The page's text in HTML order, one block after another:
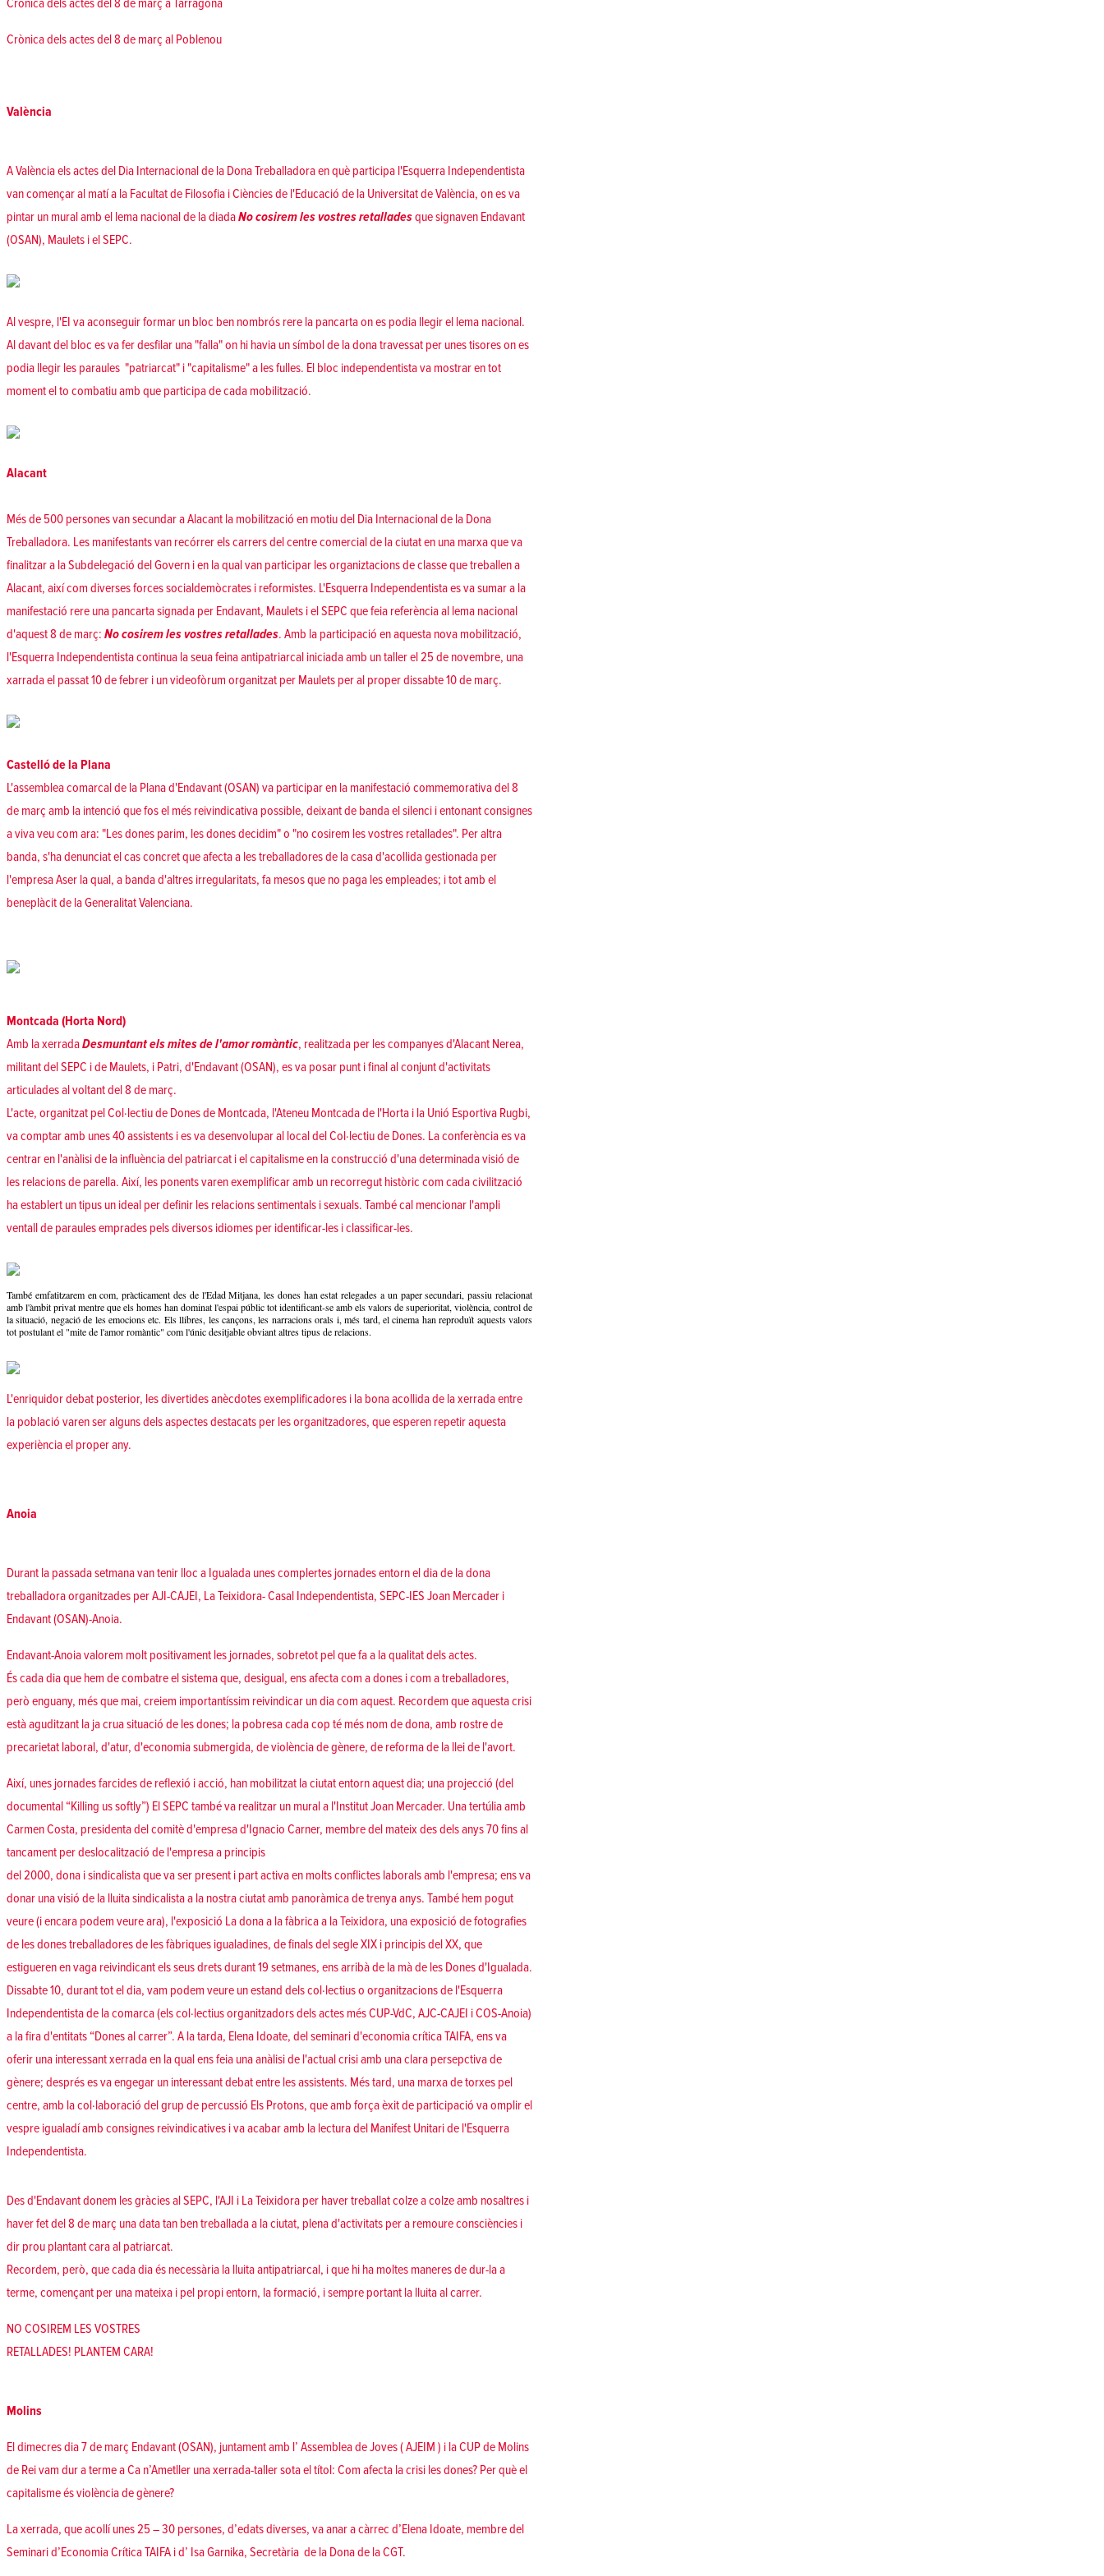
Crònica dels actes del 8 de març a Tarragona
Crònica dels actes del 8 de març al Poblenou
València
A València els actes del Dia Internacional de la Dona Treballadora en què participa l'Esquerra Independentista
van començar al matí a la Facultat de Filosofia i Ciències de l'Educació de la Universitat de València, on es va
pintar un mural amb el lema nacional de la diadaNo cosirem les vostres retalladesque signaven Endavant
(OSAN), Maulets i el SEPC.
Al vespre, l'EI va aconseguir formar un bloc ben nombrós rere la pancarta on es podia llegir el lema nacional.
Al davant del bloc es va fer desfilar una "falla" on hi havia un símbol de la dona travessat per unes tisores on es
podia llegir les paraules "patriarcat" i "capitalisme" a les fulles. El bloc independentista va mostrar en tot
moment el to combatiu amb que participa de cada mobilització.
Alacant
Més de 500 persones van secundar a Alacant la mobilització en motiu del Dia Internacional de la Dona
Treballadora. Les manifestants van recórrer els carrers del centre comercial de la ciutat en una marxa que va
finalitzar a la Subdelegació del Govern i en la qual van participar les organiztacions de classe que treballen a
Alacant, així com diverses forces socialdemòcrates i reformistes. L'Esquerra Independentista es va sumar a la
manifestació rere una pancarta signada per Endavant, Maulets i el SEPC que feia referència al lema nacional
d'aquest 8 de març: No cosirem les vostres retallades. Amb la participació en aquesta nova mobilització,
l'Esquerra Independentista continua la seua feina antipatriarcal iniciada amb un taller el 25 de novembre, una
xarrada el passat 10 de febrer i un videofòrum organitzat per Maulets per al proper dissabte 10 de març.
Castelló de la Plana
L'assemblea comarcal de la Plana d'Endavant (OSAN) va participar en la manifestació commemorativa del 8
de març amb la intenció que fos el més reivindicativa possible, deixant de banda el silenci i entonant consignes
a viva veu com ara: "Les dones parim, les dones decidim" o "no cosirem les vostres retallades". Per altra
banda, s'ha denunciat el cas concret que afecta a les treballadores de la casa d'acollida gestionada per
l'empresa Aser la qual, a banda d'altres irregularitats, fa mesos que no paga les empleades; i tot amb el
beneplàcit de la Generalitat Valenciana.
Montcada (Horta Nord)
Amb la xerradaDesmuntant els mites de l'amor romàntic, realitzada per les companyes d'Alacant Nerea,
militant del SEPC i de Maulets, i Patri, d'Endavant (OSAN), es va posar punt i final al conjunt d'activitats
articulades al voltant del 8 de març.
L'acte, organitzat pel Col·lectiu de Dones de Montcada, l'Ateneu Montcada de l'Horta i la Unió Esportiva Rugbi,
va comptar amb unes 40 assistents i es va desenvolupar al local del Col·lectiu de Dones. La conferència es va
centrar en l'anàlisi de la influència del patriarcat i el capitalisme en la construcció d'una determinada visió de
les relacions de parella. Així, les ponents varen exemplificar amb un recorregut històric com cada civilització
ha establert un tipus un ideal per definir les relacions sentimentals i sexuals. També cal mencionar l'ampli
ventall de paraules emprades pels diversos idiomes per identificar-les i classificar-les.
També emfatitzarem en com, pràcticament des de l'Edad Mitjana, les dones han estat relegades a un paper secundari, passiu relacionat
amb l'àmbit privat mentre que els homes han dominat l'espai públic tot identificant-se amb els valors de superioritat, violència, control de
la situació, negació de les emocions etc. Els llibres, les cançons, les narracions orals i, més tard, el cinema han reproduït aquests valors
tot postulant el "mite de l'amor romàntic" com l'únic desitjable obviant altres tipus de relacions.
L'enriquidor debat posterior, les divertides anècdotes exemplificadores i la bona acollida de la xerrada entre
la població varen ser alguns dels aspectes destacats per les organitzadores, que esperen repetir aquesta
experiència el proper any.
Anoia
Durant la passada setmana van tenir lloc a Igualada unes complertes jornades entorn el dia de la dona
treballadora organitzades per AJI-CAJEI, La Teixidora- Casal Independentista, SEPC-IES Joan Mercader i
Endavant (OSAN)-Anoia.
Endavant-Anoia valorem molt positivament les jornades, sobretot pel que fa a la qualitat dels actes.
És cada dia que hem de combatre el sistema que, desigual, ens afecta com a dones i com a treballadores,
però enguany, més que mai, creiem importantíssim reivindicar un dia com aquest. Recordem que aquesta crisi
està aguditzant la ja crua situació de les dones; la pobresa cada cop té més nom de dona, amb rostre de
precarietat laboral, d'atur, d'economia submergida, de violència de gènere, de reforma de la llei de l'avort.
Així, unes jornades farcides de reflexió i acció, han mobilitzat la ciutat entorn aquest dia; una projecció (del
documental “Killing us softly”) El SEPC també va realitzar un mural a l'Institut Joan Mercader. Una tertúlia amb
Carmen Costa, presidenta del comitè d'empresa d'Ignacio Carner, membre del mateix des dels anys 70 fins al
tancament per deslocalització de l'empresa a principis
del 2000, dona i sindicalista que va ser present i part activa en molts conflictes laborals amb l'empresa; ens va
donar una visió de la lluita sindicalista a la nostra ciutat amb panoràmica de trenya anys. També hem pogut
veure (i encara podem veure ara), l'exposició La dona a la fàbrica a la Teixidora, una exposició de fotografies
de les dones treballadores de les fàbriques igualadines, de finals del segle XIX i principis del XX, que
estigueren en vaga reivindicant els seus drets durant 19 setmanes, ens arribà de la mà de les Dones d'Igualada.
Dissabte 10, durant tot el dia, vam podem veure un estand dels col·lectius o organitzacions de l'Esquerra
Independentista de la comarca (els col·lectius organitzadors dels actes més CUP-VdC, AJC-CAJEI i COS-Anoia)
a la fira d'entitats “Dones al carrer”. A la tarda, Elena Idoate, del seminari d'economia crítica TAIFA, ens va
oferir una interessant xerrada en la qual ens feia una anàlisi de l'actual crisi amb una clara persepctiva de
gènere; després es va engegar un interessant debat entre les assistents. Més tard, una marxa de torxes pel
centre, amb la col·laboració del grup de percussió Els Protons, que amb força èxit de participació va omplir el
vespre igualadí amb consignes reivindicatives i va acabar amb la lectura del Manifest Unitari de l'Esquerra
Independentista.
Des d'Endavant donem les gràcies al SEPC, l'AJI i La Teixidora per haver treballat colze a colze amb nosaltres i
haver fet del 8 de març una data tan ben treballada a la ciutat, plena d'activitats per a remoure consciències i
dir prou plantant cara al patriarcat.
Recordem, però, que cada dia és necessària la lluita antipatriarcal, i que hi ha moltes maneres de dur-la a
terme, començant per una mateixa i pel propi entorn, la formació, i sempre portant la lluita al carrer.
NO COSIREM LES VOSTRES
RETALLADES! PLANTEM CARA!
Molins
El dimecres dia 7 de març Endavant (OSAN), juntament amb l’ Assemblea de Joves ( AJEIM ) i la CUP de Molins
de Rei vam dur a terme a Ca n’Ametller una xerrada-taller sota el títol: Com afecta la crisi les dones? Per què el
capitalisme és violència de gènere?
La xerrada, que acollí unes 25 – 30 persones, d’edats diverses, va anar a càrrec d’Elena Idoate, membre del
Seminari d’Economia Crítica TAIFA i d’ Isa Garnika, Secretària de la Dona de la CGT.